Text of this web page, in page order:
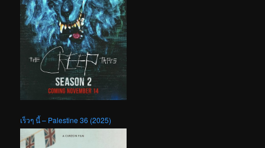
เร็วๆ นี้ – Palestine 36 (2025)